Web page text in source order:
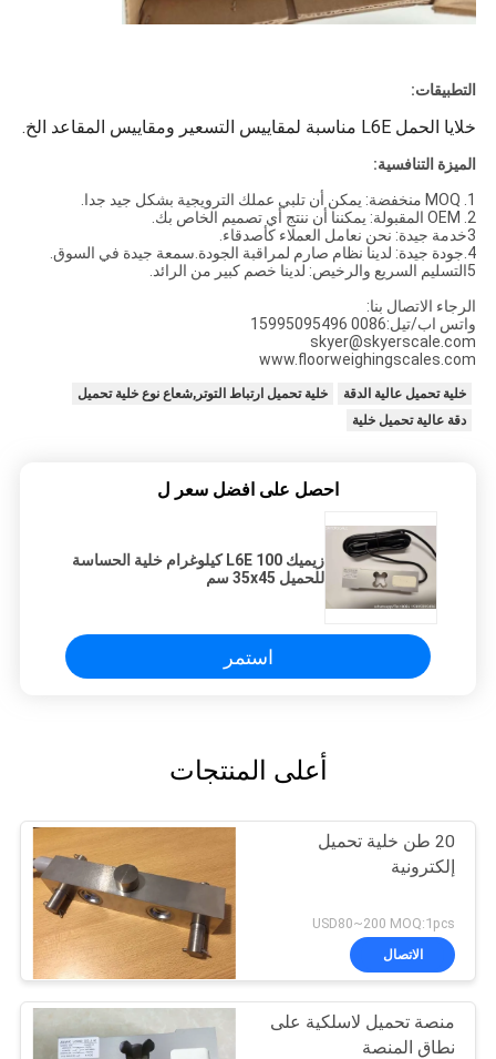
التطبيقات:
خلايا الحمل L6E مناسبة لمقاييس التسعير ومقاييس المقاعد الخ.
الميزة التنافسية:
1. MOQ منخفضة: يمكن أن تلبي عملك الترويجية بشكل جيد جدا.
2. OEM المقبولة: يمكننا أن ننتج أي تصميم الخاص بك.
3خدمة جيدة: نحن نعامل العملاء كأصدقاء.
4.جودة جيدة: لدينا نظام صارم لمراقبة الجودة.سمعة جيدة في السوق.
5التسليم السريع والرخيص: لدينا خصم كبير من الرائد.
الرجاء الاتصال بنا:
واتس اب/تيل:0086 15995095496
skyer@skyerscale.com
www.floorweighingscales.com
خلية تحميل عالية الدقة
خلية تحميل ارتباط التوتر,شعاع نوع خلية تحميل
دقة عالية تحميل خلية
احصل على افضل سعر ل
زيميك L6E 100 كيلوغرام خلية الحساسة
للحميل 35x45 سم
استمر
أعلى المنتجات
20 طن خلية تحميل
إلكترونية
USD80~200 MOQ:1pcs
الاتصال
منصة تحميل لاسلكية على
نطاق المنصة